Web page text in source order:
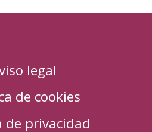
legal
de cookies
de privacidad